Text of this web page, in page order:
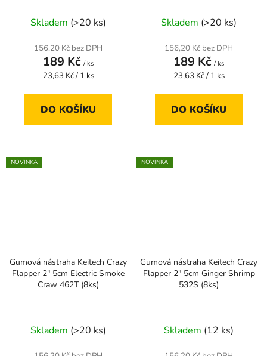
Skladem (>20 ks)
156,20 Kč bez DPH
189 Kč / ks
Měrná
23,63 Kč / 1 ks
DO KOŠÍKU
Skladem (>20 ks)
156,20 Kč bez DPH
189 Kč / ks
Měrná
23,63 Kč / 1 ks
DO KOŠÍKU
NOVINKA
Gumová nástraha Keitech Crazy
Flapper 2" 5cm Electric Smoke
Craw 462T (8ks)
Skladem (>20 ks)
NOVINKA
Gumová nástraha Keitech Crazy
Flapper 2" 5cm Ginger Shrimp
532S (8ks)
Skladem (12 ks)